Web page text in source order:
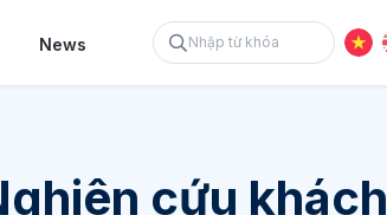
News
cứu khách